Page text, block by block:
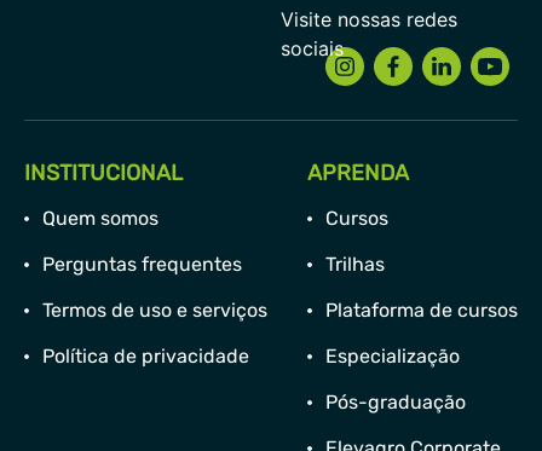
INSTITUCIONAL
Quem somos
Perguntas frequentes
Termos de uso e serviços
Política de privacidade
APRENDA
Cursos
Trilhas
Plataforma de cursos
Especialização
Pós-graduação